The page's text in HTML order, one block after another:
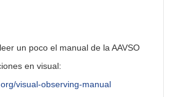
un poco el manual de la AAVSO
en visual:
visual-observing-manual